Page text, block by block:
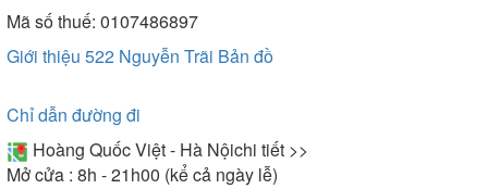
Mã số thuế: 0107486897
Giới thiệu 522 Nguyễn Trãi Bản đồ
Chỉ dẫn đường đi
Hoàng Quốc Việt - Hà Nộichi tiết >>
Mở cửa : 8h - 21h00 (kể cả ngày lễ)